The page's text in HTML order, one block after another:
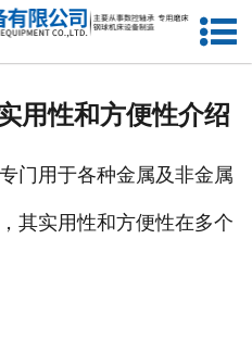
网站首页
用性和方便性介绍
用于各种金属及非金属
其实用性和方便性在多个